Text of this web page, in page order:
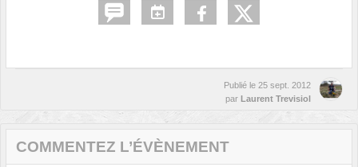
Publié le 25 sept. 2012
par Laurent Trevisiol
COMMENTEZ L’ÉVÈNEMENT